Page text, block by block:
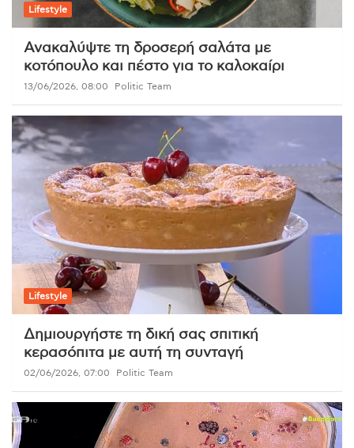
Lifestyle
Ανακαλύψτε τη δροσερή σαλάτα με
κοτόπουλο και πέστο για το καλοκαίρι
13/06/2026, 08:00 Politic Team
Lifestyle
Δημιουργήστε τη δική σας σπιτική
κερασόπιτα με αυτή τη συνταγή
02/06/2026, 07:00 Politic Team